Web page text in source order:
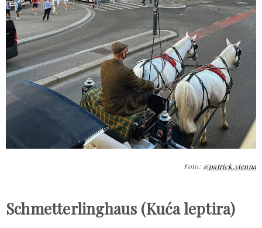
Foto:@patrick.vienna
Schmetterlinghaus (Kuća leptira)